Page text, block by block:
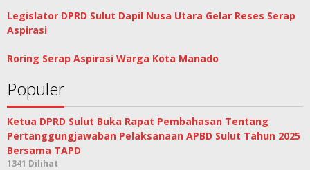
Legislator DPRD Sulut Dapil Nusa Utara Gelar Reses Serap
Aspirasi
Roring Serap Aspirasi Warga Kota Manado
Populer
Ketua DPRD Sulut Buka Rapat Pembahasan Tentang
Pertanggungjawaban Pelaksanaan APBD Sulut Tahun 2025
Bersama TAPD
1341 Dilihat